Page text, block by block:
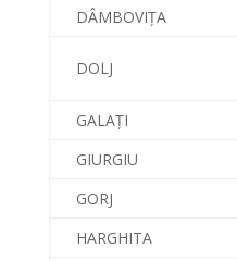
DÂMBOVIȚA
DOLJ
GALAȚI
GIURGIU
GORJ
HARGHITA